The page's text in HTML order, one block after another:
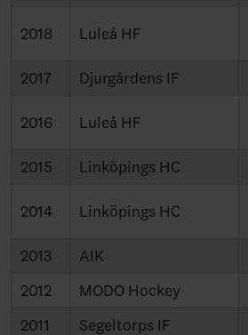
2018 Luleå HF
2017
Djurgårdens IF
2016 Luleå HF
2015
Linköpings HC
2014 Linköpings HC
2013 AIK
2012
MODO Hockey
2011
Segeltorps IF